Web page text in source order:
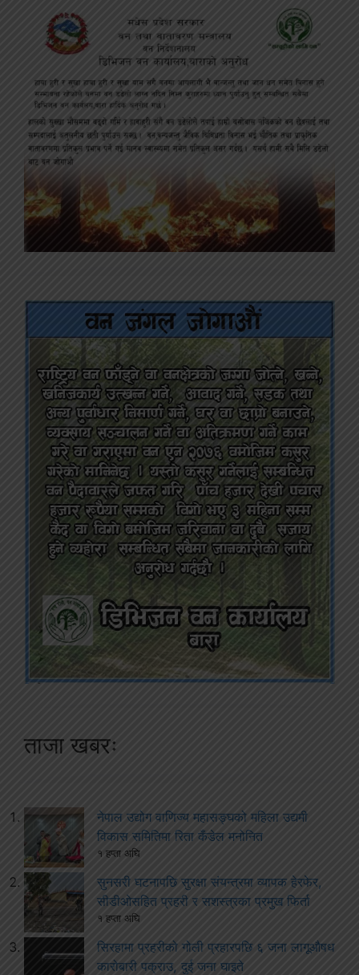
ताजा खबरः
नेपाल उद्योग वाणिज्य महासङ्घको महिला उद्यमी
विकास समितिमा रिता कँडेल मनोनित
१ हप्ता अघि
सुनसरी घटनापछि सुरक्षा संयन्त्रमा व्यापक हेरफेर,
सीडीओसहित प्रहरी र सशस्त्रका प्रमुख फिर्ता
१ हप्ता अघि
सिरहामा प्रहरीको गोली प्रहारपछि ६ जना लागूऔषध
कारोबारी पक्राउ, दुई जना घाइते